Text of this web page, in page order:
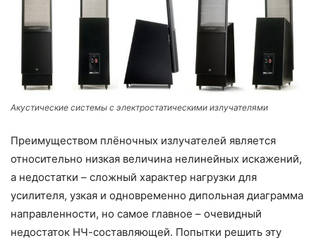
Акустические системы с электростатическими излучателями
Преимуществом плёночных излучателей является
относительно низкая величина нелинейных искажений,
а недостатки – сложный характер нагрузки для
усилителя, узкая и одновременно дипольная диаграмма
направленности, но самое главное – очевидный
недостаток НЧ-составляющей. Попытки решить эту